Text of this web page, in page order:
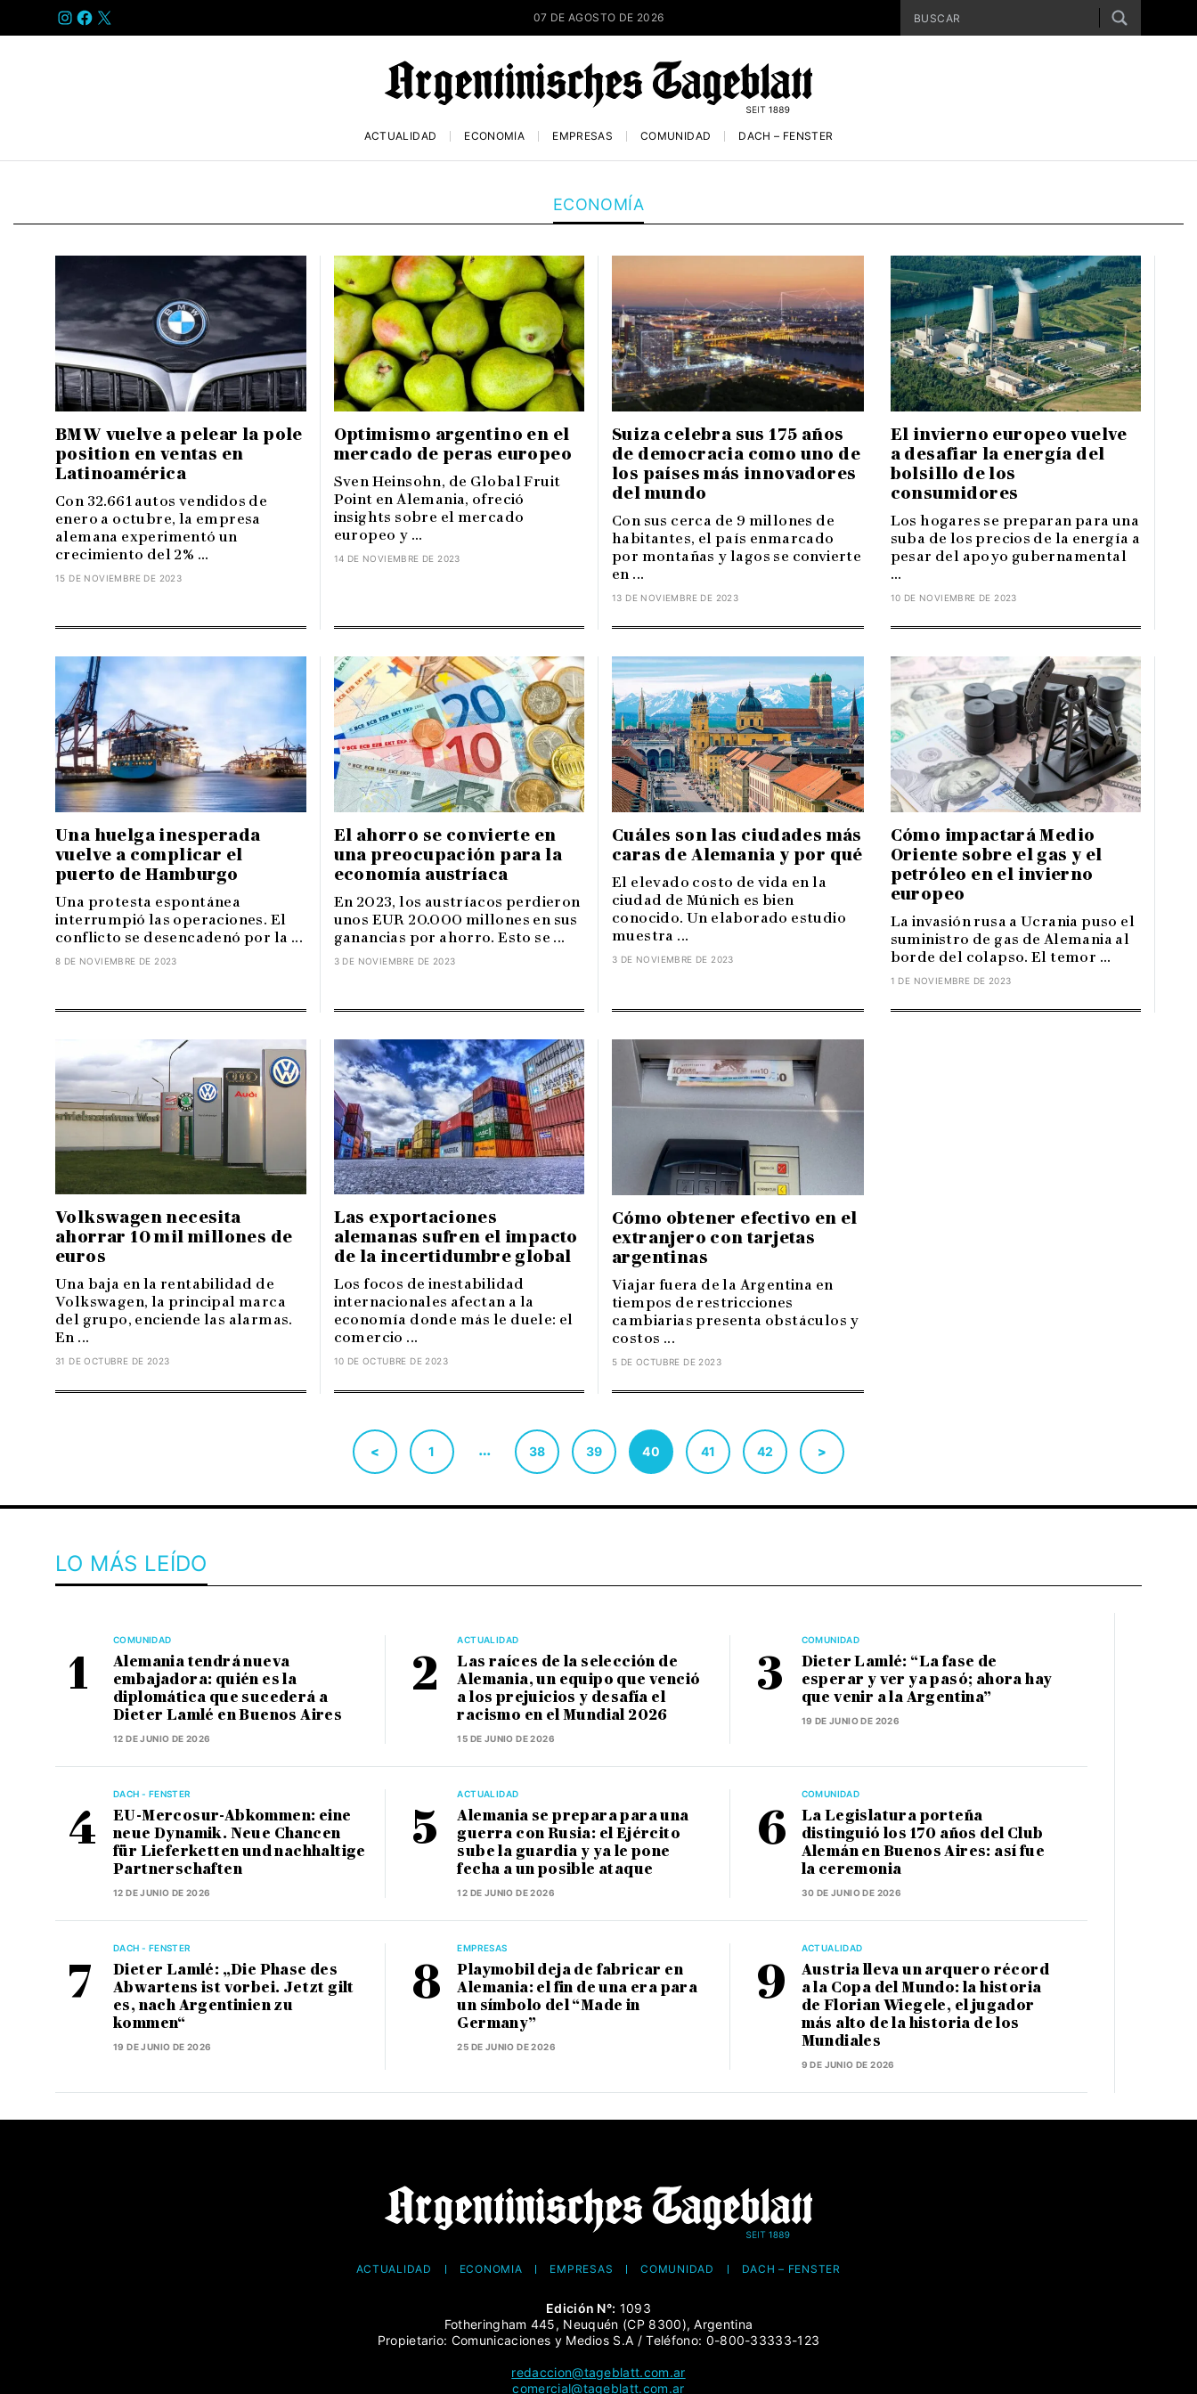
INSTAGRAM
FACEBOOK
X 07 DE AGOSTO DE 2026
ACTUALIDAD ECONOMÍA EMPRESAS COMUNIDAD DACH – FENSTER
ECONOMÍA
BMW vuelve a pelear la pole
position en ventas en
Latinoamérica
Con 32.661 autos vendidos de
enero a octubre, la empresa
alemana experimentó un
crecimiento del 2% ...
15 DE NOVIEMBRE DE 2023
Optimismo argentino en el
mercado de peras europeo
Sven Heinsohn, de Global Fruit
Point en Alemania, ofreció
insights sobre el mercado
europeo y ...
14 DE NOVIEMBRE DE 2023
Suiza celebra sus 175 años
de democracia como uno de
los países más innovadores
del mundo
Con sus cerca de 9 millones de
habitantes, el país enmarcado
por montañas y lagos se convierte
en ...
13 DE NOVIEMBRE DE 2023
El invierno europeo vuelve
a desafiar la energía del
bolsillo de los
consumidores
Los hogares se preparan para una
suba de los precios de la energía a
pesar del apoyo gubernamental
...
10 DE NOVIEMBRE DE 2023
Una huelga inesperada
vuelve a complicar el
puerto de Hamburgo
Una protesta espontánea
interrumpió las operaciones. El
conflicto se desencadenó por la ...
8 DE NOVIEMBRE DE 2023
El ahorro se convierte en
una preocupación para la
economía austríaca
En 2023, los austríacos perdieron
unos EUR 20.000 millones en sus
ganancias por ahorro. Esto se ...
3 DE NOVIEMBRE DE 2023
Cuáles son las ciudades más
caras de Alemania y por qué
El elevado costo de vida en la
ciudad de Múnich es bien
conocido. Un elaborado estudio
muestra ...
3 DE NOVIEMBRE DE 2023
Cómo impactará Medio
Oriente sobre el gas y el
petróleo en el invierno
europeo
La invasión rusa a Ucrania puso el
suministro de gas de Alemania al
borde del colapso. El temor ...
1 DE NOVIEMBRE DE 2023
Volkswagen necesita
ahorrar 10 mil millones de
euros
Una baja en la rentabilidad de
Volkswagen, la principal marca
del grupo, enciende las alarmas.
En ...
31 DE OCTUBRE DE 2023
Las exportaciones
alemanas sufren el impacto
de la incertidumbre global
Los focos de inestabilidad
internacionales afectan a la
economía donde más le duele: el
comercio ...
10 DE OCTUBRE DE 2023
Cómo obtener efectivo en el
extranjero con tarjetas
argentinas
Viajar fuera de la Argentina en
tiempos de restricciones
cambiarias presenta obstáculos y
costos ...
5 DE OCTUBRE DE 2023
< 1 … 38 39 40 41 42 >
LO MÁS LEÍDO
COMUNIDAD
Alemania tendrá nueva
embajadora: quién es la
diplomática que sucederá a
Dieter Lamlé en Buenos Aires
12 DE JUNIO DE 2026
ACTUALIDAD
Las raíces de la selección de
Alemania, un equipo que venció
a los prejuicios y desafía el
racismo en el Mundial 2026
15 DE JUNIO DE 2026
COMUNIDAD
Dieter Lamlé: “La fase de
esperar y ver ya pasó; ahora hay
que venir a la Argentina”
19 DE JUNIO DE 2026
DACH - FENSTER
EU-Mercosur-Abkommen: eine
neue Dynamik. Neue Chancen
für Lieferketten und nachhaltige
Partnerschaften
12 DE JUNIO DE 2026
ACTUALIDAD
Alemania se prepara para una
guerra con Rusia: el Ejército
sube la guardia y ya le pone
fecha a un posible ataque
12 DE JUNIO DE 2026
COMUNIDAD
La Legislatura porteña
distinguió los 170 años del Club
Alemán en Buenos Aires: así fue
la ceremonia
30 DE JUNIO DE 2026
DACH - FENSTER
Dieter Lamlé: „Die Phase des
Abwartens ist vorbei. Jetzt gilt
es, nach Argentinien zu
kommen“
19 DE JUNIO DE 2026
EMPRESAS
Playmobil deja de fabricar en
Alemania: el fin de una era para
un símbolo del “Made in
Germany”
25 DE JUNIO DE 2026
ACTUALIDAD
Austria lleva un arquero récord
a la Copa del Mundo: la historia
de Florian Wiegele, el jugador
más alto de la historia de los
Mundiales
9 DE JUNIO DE 2026
ACTUALIDAD ECONOMÍA EMPRESAS COMUNIDAD DACH – FENSTER
Edición N°: 1093
Fotheringham 445, Neuquén (CP 8300), Argentina
Propietario: Comunicaciones y Medios S.A / Teléfono: 0-800-33333-123
redaccion@tageblatt.com.ar
comercial@tageblatt.com.ar